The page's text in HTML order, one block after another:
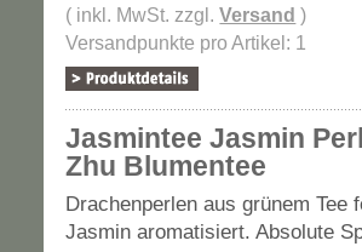
( inkl. MwSt. zzgl.Versand )
Versandpunkte pro Artikel: 1
Jasmintee Jasmin
Zhu Blumentee
Drachenperlen aus grünem Tee
Jasmin aromatisiert. Absolute